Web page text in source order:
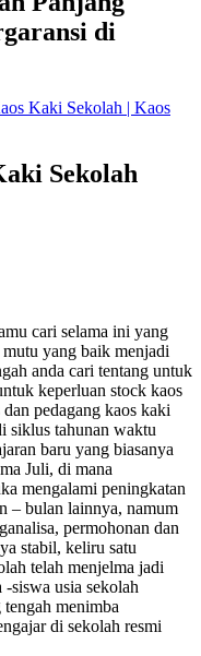
di
Kaki Sekolah | Kaos
Sekolah
cari selama ini yang
yang baik menjadi
anda cari tentang untuk
keperluan stock kaos
pedagang kaos kaki
siklus tahunan waktu
baru yang biasanya
Juli, di mana
mengalami peningkatan
– bulan lainnya, namum
permohonan dan
stabil, keliru satu
telah menjelma jadi
siswa usia sekolah
menimba
di sekolah resmi